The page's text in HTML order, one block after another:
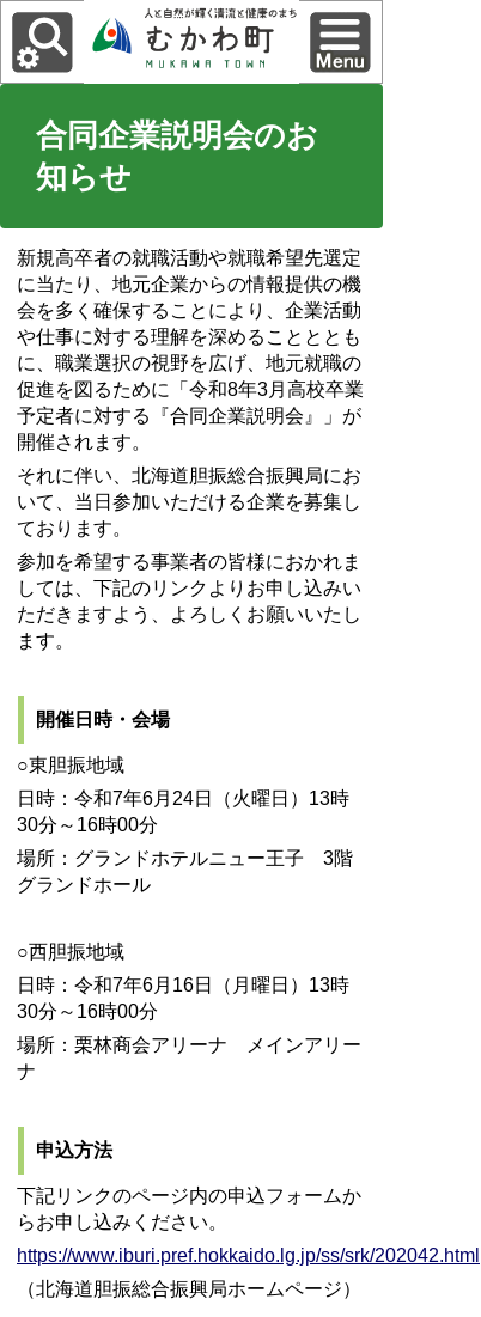
合同企業説明会のお
知らせ
新規高卒者の就職活動や就職希望先選定
に当たり、地元企業からの情報提供の機
会を多く確保することにより、企業活動
や仕事に対する理解を深めることととも
に、職業選択の視野を広げ、地元就職の
促進を図るために「令和8年3月高校卒業
予定者に対する『合同企業説明会』」が
開催されます。
それに伴い、北海道胆振総合振興局にお
いて、当日参加いただける企業を募集し
ております。
参加を希望する事業者の皆様におかれま
しては、下記のリンクよりお申し込みい
ただきますよう、よろしくお願いいたし
ます。
開催日時・会場
○東胆振地域
日時：令和7年6月24日（火曜日）13時
30分～16時00分
場所：グランドホテルニュー王子 3階
グランドホール
○西胆振地域
日時：令和7年6月16日（月曜日）13時
30分～16時00分
場所：栗林商会アリーナ メインアリー
ナ
申込方法
下記リンクのページ内の申込フォームか
らお申し込みください。
https://www.iburi.pref.hokkaido.lg.jp/ss/srk/202042.html
（北海道胆振総合振興局ホームページ）